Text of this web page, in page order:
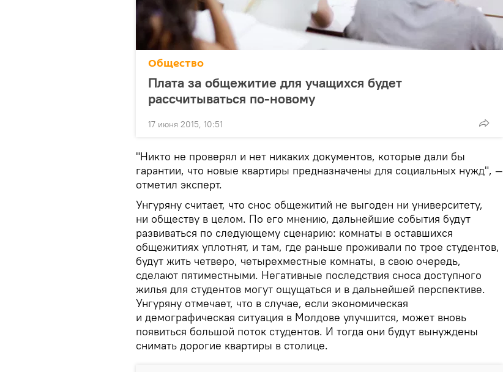
Общество
Плата за общежитие для учащихся будет
рассчитываться по-новому
17 июня 2015, 10:51
"Никто не проверял и нет никаких документов, которые дали бы
гарантии, что новые квартиры предназначены для социальных нужд", —
отметил эксперт.
Унгуряну считает, что снос общежитий не выгоден ни университету,
ни обществу в целом. По его мнению, дальнейшие события будут
развиваться по следующему сценарию: комнаты в оставшихся
общежитиях уплотнят, и там, где раньше проживали по трое студентов,
будут жить четверо, четырехместные комнаты, в свою очередь,
сделают пятиместными. Негативные последствия сноса доступного
жилья для студентов могут ощущаться и в дальнейшей перспективе.
Унгуряну отмечает, что в случае, если экономическая
и демографическая ситуация в Молдове улучшится, может вновь
появиться большой поток студентов. И тогда они будут вынуждены
снимать дорогие квартиры в столице.